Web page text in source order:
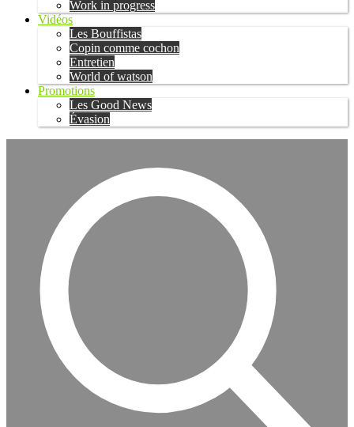
Work in progress
Vidéos
Les Bouffistas
Copin comme cochon
Entretien
World of watson
Promotions
Les Good News
Évasion